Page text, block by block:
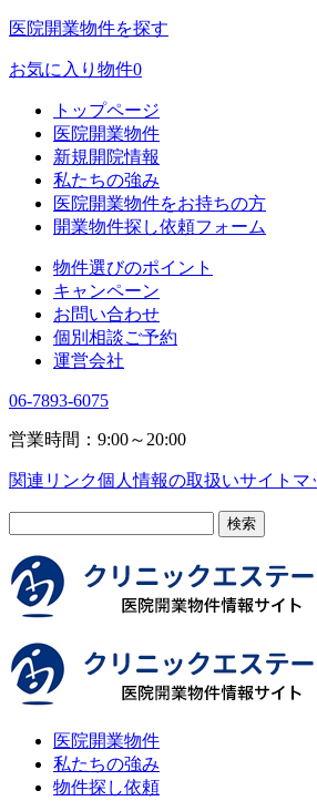
医院開業物件を探す
お気に入り物件0
トップページ
医院開業物件
新規開院情報
私たちの強み
医院開業物件をお持ちの方
開業物件探し依頼フォーム
物件選びのポイント
キャンペーン
お問い合わせ
個別相談ご予約
運営会社
06-7893-6075
営業時間：9:00～20:00
関連リンク個人情報の取扱いサイトマ
医院開業物件
私たちの強み
物件探し依頼